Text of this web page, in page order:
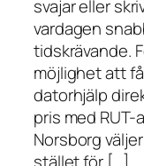
svajar eller
vardagen
tidskrävande.
möjlighet att
datorhjälp
pris med RUT-
Norsborg